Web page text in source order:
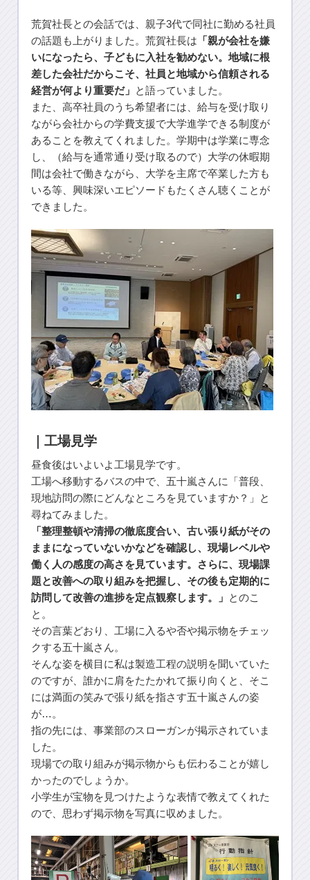
荒賀社長との会話では、親子3代で同社に勤める社員
の話題も上がりました。荒賀社長は 「親が会社を嫌
いになったら、子どもに入社を勧めない。地域に根
差した会社だからこそ、社員と地域から信頼される
経営が何より重要だ」 と語っていました。
また、高卒社員のうち希望者には、給与を受け取り
ながら会社からの学費支援で大学進学できる制度が
あることを教えてくれました。学期中は学業に専念
し、（給与を通常通り受け取るので）大学の休暇期
間は会社で働きながら、大学を主席で卒業した方も
いる等、興味深いエピソードもたくさん聴くことが
できました。
｜工場見学
昼食後はいよいよ工場見学です。
工場へ移動するバスの中で、五十嵐さんに「普段、
現地訪問の際にどんなところを見ていますか？」と
尋ねてみました。
「整理整頓や清掃の徹底度合い、古い張り紙がその
ままになっていないかなどを確認し、現場レベルや
働く人の感度の高さを見ています。さらに、現場課
題と改善への取り組みを把握し、その後も定期的に
訪問して改善の進捗を定点観察します。」 とのこ
と。
その言葉どおり、工場に入るや否や掲示物をチェッ
クする五十嵐さん。
そんな姿を横目に私は製造工程の説明を聞いていた
のですが、誰かに肩をたたかれて振り向くと、そこ
には満面の笑みで張り紙を指さす五十嵐さんの姿
が…。
指の先には、事業部のスローガンが掲示されていま
した。
現場での取り組みが掲示物からも伝わることが嬉し
かったのでしょうか。
小学生が宝物を見つけたような表情で教えてくれた
ので、思わず掲示物を写真に収めました。